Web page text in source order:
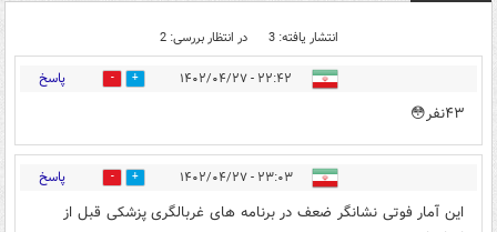
انتشار یافته: 3 در انتظار بررسی: 2
۲۲:۴۲ - ۱۴۰۲/۰۴/۲۷ 1 پاسخ
۴۳نفر😳
۲۳:۰۳ - ۱۴۰۲/۰۴/۲۷ 2 پاسخ
این آمار فوتی نشانگر ضعف در برنامه های غربالگری پزشکی قبل از